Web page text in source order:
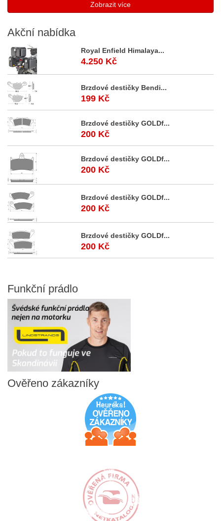
Zobrazit více
Akční nabídka
Royal Enfield Himalaya...
4.250 Kč
Brzdové destičky Bendi...
199 Kč
Brzdové destičky GOLDf...
200 Kč
Brzdové destičky GOLDf...
200 Kč
Brzdové destičky GOLDf...
200 Kč
Brzdové destičky GOLDf...
200 Kč
Funkční prádlo
Ověřeno zákazníky